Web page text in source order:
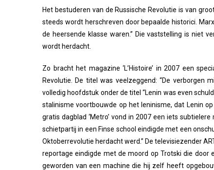
Het bestuderen van de Russische Revolutie is van
steeds wordt herschreven door bepaalde historici.
de heersende klasse waren.” Die vaststelling is niet
wordt herdacht.
Zo bracht het magazine ‘L’Histoire’ in 2007 een
Revolutie. De titel was veelzeggend: “De verborgen
volledig hoofdstuk onder de titel “Lenin was even
stalinisme voortbouwde op het leninisme, dat Lenin
gratis dagblad ‘Metro’ vond in 2007 een iets
schietpartij in een Finse school eindigde met een
Oktoberrevolutie herdacht werd.” De televisiezender
reportage eindigde met de moord op Trotski die door
geworden van een machine die hij zelf heeft